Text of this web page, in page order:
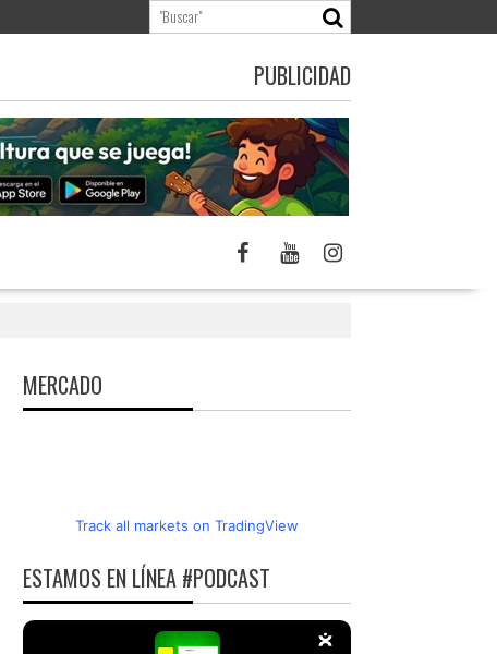
PUBLICIDAD
MERCADO
Track all markets on TradingView
ESTAMOS EN LÍNEA #PODCAST